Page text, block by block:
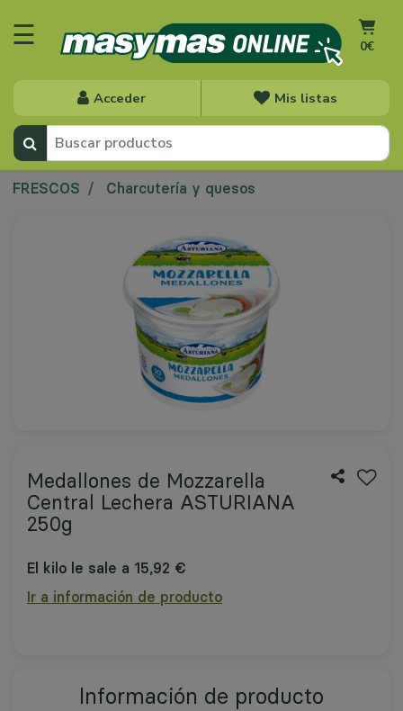
Acceder Mis listas
0€
☰
FRESCOS Charcutería y quesos
Medallones de Mozzarella
Central Lechera ASTURIANA
250g
El kilo le sale a 15,92 €
Ir a información de producto
Información de producto